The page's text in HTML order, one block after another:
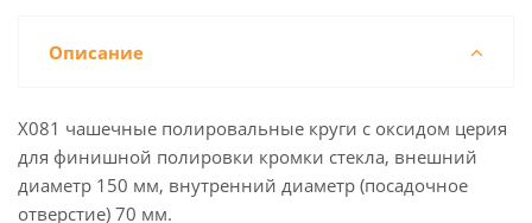
Описание
X081 чашечные полировальные круги с оксидом церия
для финишной полировки кромки стекла, внешний
диаметр 150 мм, внутренний диаметр (посадочное
отверстие) 70 мм.